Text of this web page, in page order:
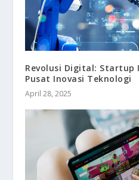
Revolusi Digital: Startup
Pusat Inovasi Teknologi
April 28, 2025